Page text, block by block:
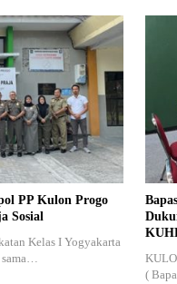
PP Kulon Progo
Sosial
Kelas I Yogyakarta
sama…
(